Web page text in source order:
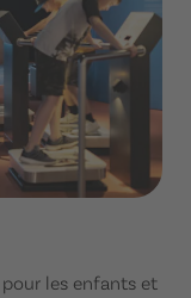
les enfants et